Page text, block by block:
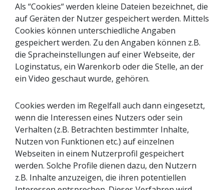
Als “Cookies“ werden kleine Dateien bezeichnet, die
auf Geräten der Nutzer gespeichert werden. Mittels
Cookies können unterschiedliche Angaben
gespeichert werden. Zu den Angaben können z.B.
die Spracheinstellungen auf einer Webseite, der
Loginstatus, ein Warenkorb oder die Stelle, an der
ein Video geschaut wurde, gehören.
Cookies werden im Regelfall auch dann eingesetzt,
wenn die Interessen eines Nutzers oder sein
Verhalten (z.B. Betrachten bestimmter Inhalte,
Nutzen von Funktionen etc.) auf einzelnen
Webseiten in einem Nutzerprofil gespeichert
werden. Solche Profile dienen dazu, den Nutzern
z.B. Inhalte anzuzeigen, die ihren potentiellen